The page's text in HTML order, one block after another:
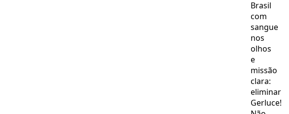
Brasil
com
sangue
nos
olhos
e
missão
clara:
eliminar
Gerluce!
Petrobras